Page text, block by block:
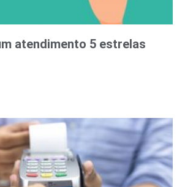
atendimento 5 estrelas